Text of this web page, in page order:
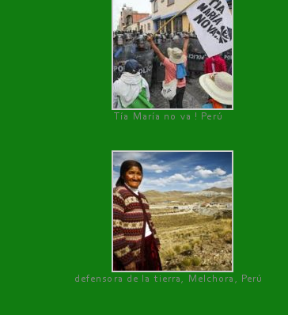
Tía María no va ! Perú
defensora de la tierra, Melchora, Perú